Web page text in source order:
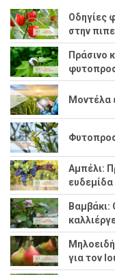
Οδηγίες
στην
Πράσινο
Μοντέλα
Αμπέλι:
ευδεμίδα
για τον